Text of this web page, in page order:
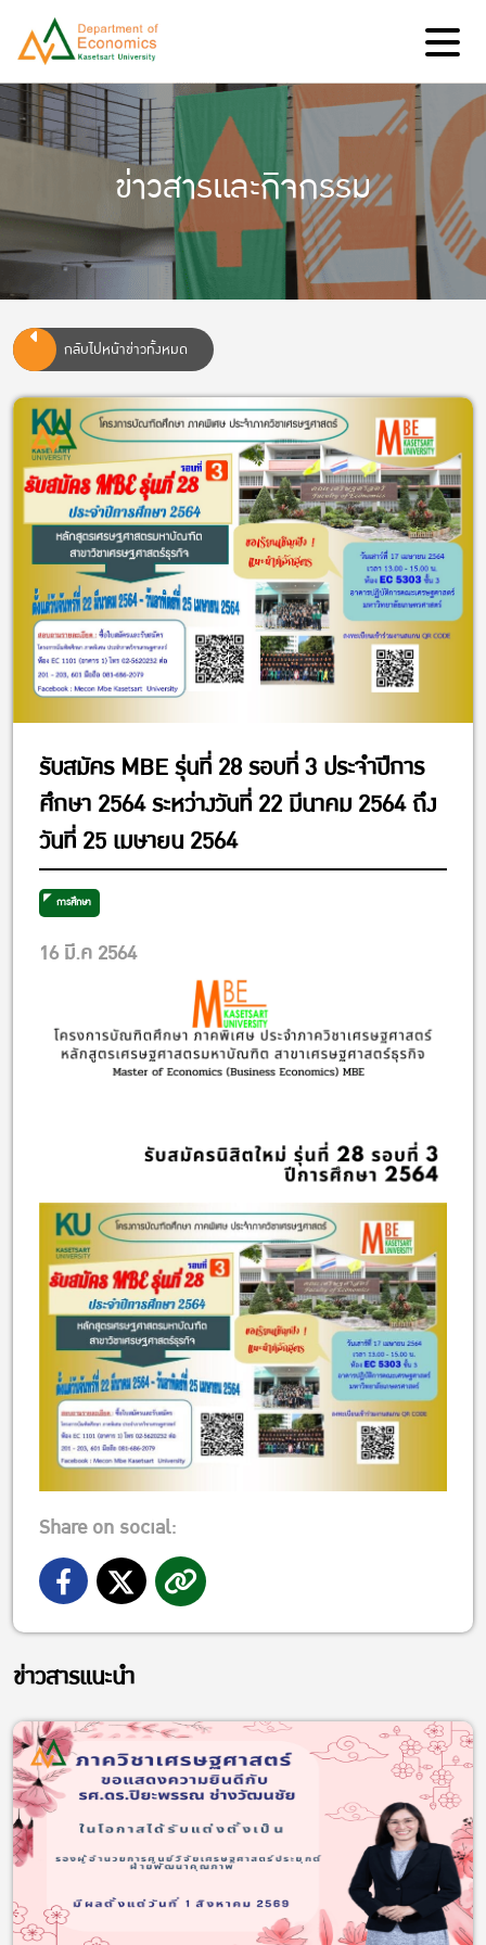
ข่าวสารและกิจกรรม
กลับไปหน้าข่าวทั้งหมด
รับสมัคร MBE รุ่นที่ 28 รอบที่ 3 ประจำปีการ
ศึกษา 2564 ระหว่างวันที่ 22 มีนาคม 2564 ถึง
วันที่ 25 เมษายน 2564
การศึกษา
16 มี.ค 2564
Share on social:
ข่าวสารแนะนำ